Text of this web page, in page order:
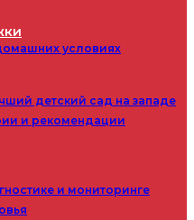
условиях
детский сад на западе
и рекомендации
и мониторинге